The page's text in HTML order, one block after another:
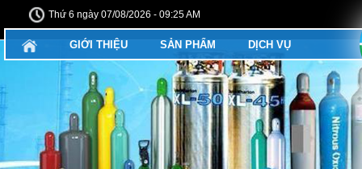
Thứ 6 ngày 07/08/2026 - 09:25 AM
GIỚI THIỆU SẢN PHẨM DỊCH VỤ